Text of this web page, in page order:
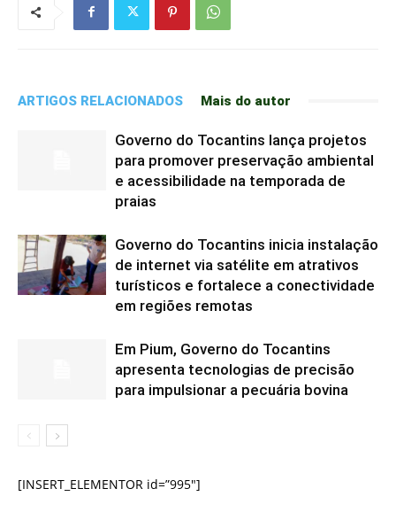
ARTIGOS RELACIONADOS Mais do autor
Governo do Tocantins lança projetos
para promover preservação ambiental
e acessibilidade na temporada de
praias
Governo do Tocantins inicia instalação
de internet via satélite em atrativos
turísticos e fortalece a conectividade
em regiões remotas
Em Pium, Governo do Tocantins
apresenta tecnologias de precisão
para impulsionar a pecuária bovina
[INSERT_ELEMENTOR id=”995″]